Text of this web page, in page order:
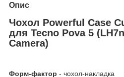
Опис
Чохол Powerful Case
для Tecno Pova 5
Camera)
Форм-фактор - чохол-накладка